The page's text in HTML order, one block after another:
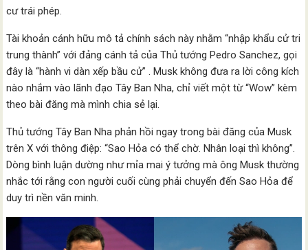
cư trái phép.
Tài khoản cánh hữu mô tả chính sách này nhằm “nhập khẩu cử tri
trung thành” với đảng cánh tả của Thủ tướng Pedro Sanchez, gọi
đây là “hành vi dàn xếp bầu cử” . Musk không đưa ra lời công kích
nào nhắm vào lãnh đạo Tây Ban Nha, chỉ viết một từ “Wow” kèm
theo bài đăng mà mình chia sẻ lại.
Thủ tướng Tây Ban Nha phản hồi ngay trong bài đăng của Musk
trên X với thông điệp: “Sao Hỏa có thể chờ. Nhân loại thì không”.
Dòng bình luận dường như mỉa mai ý tưởng mà ông Musk thường
nhắc tới rằng con người cuối cùng phải chuyển đến Sao Hỏa để
duy trì nền văn minh.